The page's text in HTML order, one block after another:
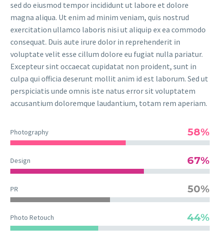
sed do eiusmod tempor incididunt ut labore et dolore
magna aliqua. Ut enim ad minim veniam, quis nostrud
exercitation ullamco laboris nisi ut aliquip ex ea commodo
consequat. Duis aute irure dolor in reprehenderit in
voluptate velit esse cillum dolore eu fugiat nulla pariatur.
Excepteur sint occaecat cupidatat non proident, sunt in
culpa qui officia deserunt mollit anim id est laborum. Sed ut
perspiciatis unde omnis iste natus error sit voluptatem
accusantium doloremque laudantium, totam rem aperiam.
Photography 58%
Design 67%
PR 50%
Photo Retouch 44%